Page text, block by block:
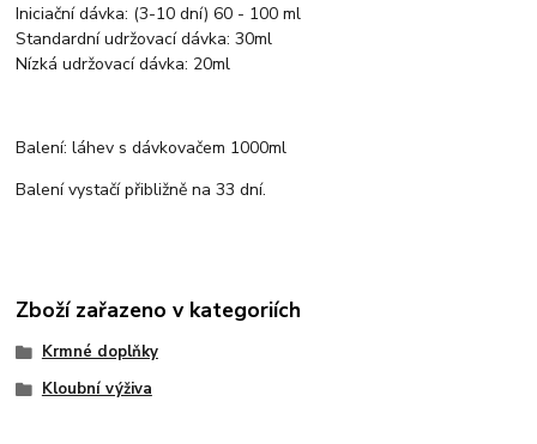
Iniciační dávka: (3-10 dní) 60 - 100 ml
Standardní udržovací dávka: 30ml
Nízká udržovací dávka: 20ml
Balení: láhev s dávkovačem 1000ml
Balení vystačí přibližně na 33 dní.
Zboží zařazeno v kategoriích
Krmné doplňky
Kloubní výživa